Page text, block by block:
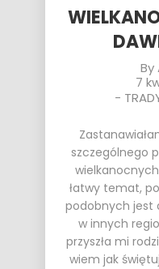
By
7
-
szczególnego
łatwy temat,
podobnych jest
w innych
przyszła mi
wiem jak